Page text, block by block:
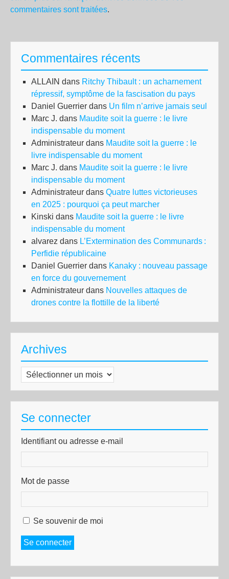
commentaires sont traitées.
Commentaires récents
ALLAIN dans Ritchy Thibault : un acharnement
répressif, symptôme de la fascisation du pays
Daniel Guerrier dans Un film n’arrive jamais seul
Marc J. dans Maudite soit la guerre : le livre
indispensable du moment
Administrateur dans Maudite soit la guerre : le
livre indispensable du moment
Marc J. dans Maudite soit la guerre : le livre
indispensable du moment
Administrateur dans Quatre luttes victorieuses
en 2025 : pourquoi ça peut marcher
Kinski dans Maudite soit la guerre : le livre
indispensable du moment
alvarez dans L’Extermination des Communards :
Perfidie républicaine
Daniel Guerrier dans Kanaky : nouveau passage
en force du gouvernement
Administrateur dans Nouvelles attaques de
drones contre la flottille de la liberté
Archives
Archives
Se connecter
Identifiant ou adresse e-mail
Mot de passe
Se souvenir de moi
Se connecter